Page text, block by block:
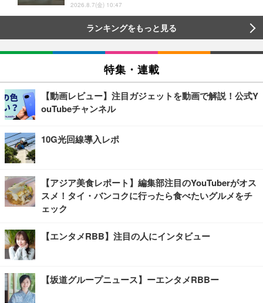
2026.8.7(金) 10:47
ランキングをもっと見る
特集・連載
【動画レビュー】注目ガジェットを動画で解説！公式Y
ouTubeチャンネル
10G光回線導入レポ
【アジア美食レポート】編集部注目のYouTuberがオス
スメ！タイ・バンコクに行ったら食べたいグルメをチ
ェック
【エンタメRBB】注目の人にインタビュー
【坂道グループニュース】ーエンタメRBBー